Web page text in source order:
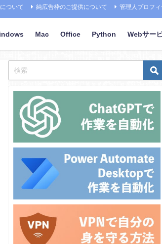
ついて 純広告枠のご提供について 管理人プロフィ
Mac Office Python Webサー